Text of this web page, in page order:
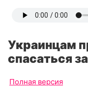
Украинцам
спасаться
Полная версия